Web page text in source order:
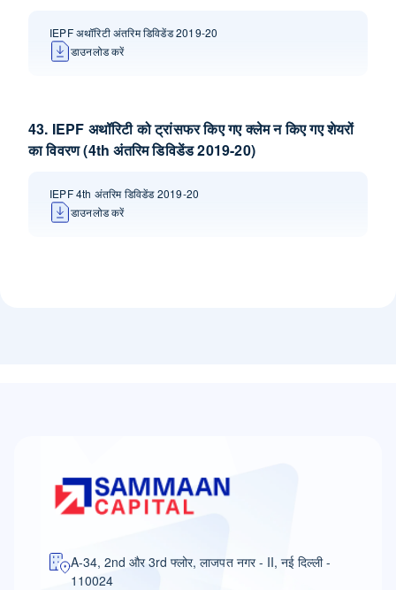
IEPF अथॉरिटी अंतरिम डिविडेंड 2019-20
डाउनलोड करें
43. IEPF अथॉरिटी को ट्रांसफर किए गए क्लेम न किए गए शेयरों
का विवरण (4th अंतरिम डिविडेंड 2019-20)
IEPF 4th अंतरिम डिविडेंड 2019-20
डाउनलोड करें
A-34, 2nd और 3rd फ्लोर, लाजपत नगर - II, नई दिल्ली -
110024